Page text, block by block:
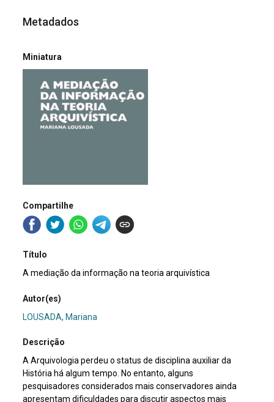
Metadados
Miniatura
Compartilhe
Título
A mediação da informação na teoria arquivística
Autor(es)
LOUSADA, Mariana
Descrição
A Arquivologia perdeu o status de disciplina auxiliar da
História há algum tempo. No entanto, alguns
pesquisadores considerados mais conservadores ainda
apresentam dificuldades para discutir aspectos mais